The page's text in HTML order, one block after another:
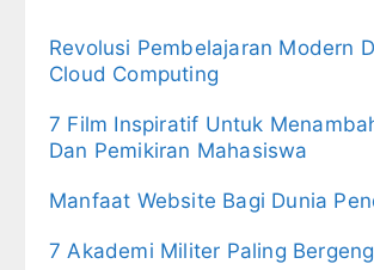
Revolusi Pembelajaran Modern
Cloud Computing
7 Film Inspiratif Untuk
Dan Pemikiran Mahasiswa
Manfaat Website Bagi Dunia
7 Akademi Militer Paling